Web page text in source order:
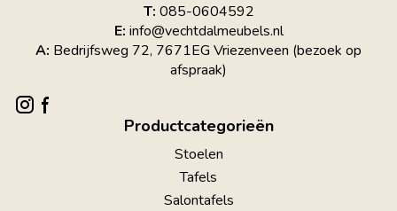
T: 085-0604592
E: info@vechtdalmeubels.nl
A: Bedrijfsweg 72, 7671EG Vriezenveen (bezoek op
afspraak)
Productcategorieën
Stoelen
Tafels
Salontafels